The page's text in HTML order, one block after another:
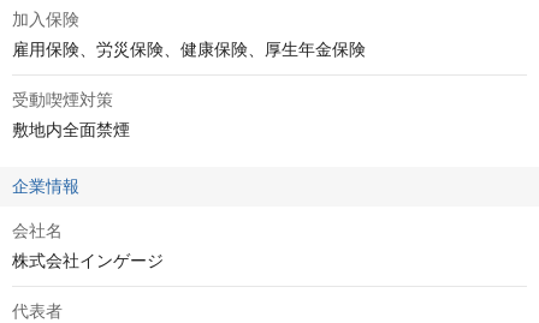
加入保険
雇用保険、労災保険、健康保険、厚生年金保険
受動喫煙対策
敷地内全面禁煙
企業情報
会社名
株式会社インゲージ
代表者